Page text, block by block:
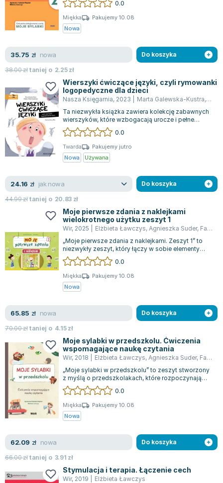
0.0
Miękka
Pakujemy 10.08
Nowa
35.75 zł nowa
38.00złtaniej o 2.25zł
Do koszyka
Wierszyki ćwiczące języki, czyli rymowanki
logopedyczne dla dzieci
Nasza Księgarnia, 2023 Marta Galewska-Kustra,
Ta niezwykła książka zawiera kolekcję zabawnych
wierszyków, które wzbogacają urocze i pełne
humoru ilustracje. Jest idealna do wsp...
0.0
Twarda
Pakujemy jutro
Nowa
Używana
24.16 zł jak nowa
44.99złtaniej o 20.83 zł
Do koszyka
Moje pierwsze zdania z naklejkami
wielokrotnego użytku zeszyt 1
Wir, 2025 Elżbieta Ławczys, Agnieszka Suder, Fabisiak-Majcher Agnieszka
„Moje pierwsze zdania z naklejkami. Zeszyt 1” to
niezwykły zeszyt, który łączy w sobie elementy
zabawy i nauki. Wewnątrz dzieci ma...
0.0
Miękka
Pakujemy 10.08
Nowa
65.85 zł nowa
70.00złtaniej o 4.15zł
Do koszyka
Moje sylabki w przedszkolu. Ćwiczenia
wspomagające naukę czytania
Wir, 2018 Elżbieta Ławczys, Agnieszka Suder, Fabisiak-Majcher Agnieszka
„Moje sylabki w przedszkolu” to zeszyt stworzony
z myślą o przedszkolakach, które rozpoczynają
swoją przygodę z czytaniem. Zastoso...
0.0
Miękka
Pakujemy 10.08
Nowa
62.09 zł nowa
66.00złtaniej o 3.91 zł
Do koszyka
Stymulacja i terapia. Łączenie cech
Wir, 2019 Elżbieta Ławczys